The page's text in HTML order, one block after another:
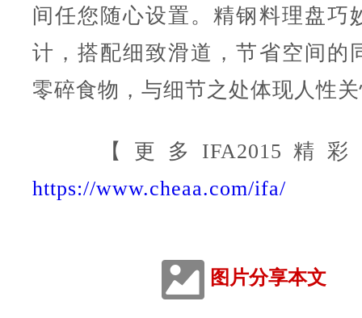
间任您随心设置。精钢料理盘巧
计，搭配细致滑道，节省空间的
零碎食物，与细节之处体现人性
【更多IFA2015精彩
https://www.cheaa.com/ifa/
图片分享本文